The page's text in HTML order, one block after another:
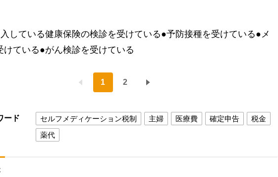
入している健康保険の検診を受けている●予防接種を受けている●メ
けている●がん検診を受けている
1 2
ード セルフメディケーション税制 主婦 医療費 確定申告
税金
薬代